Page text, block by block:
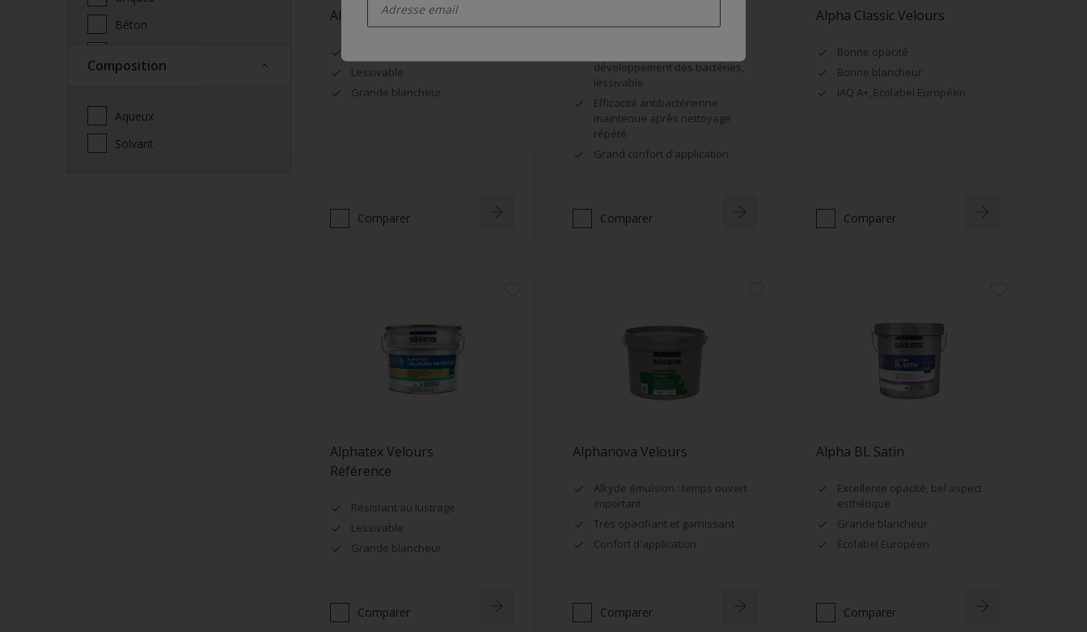
Béton
Composition
Aqueux
Solvant
Alphatex Mat Référence
Lessivable
Grande blancheur
Comparer
développement des bactéries,
lessivable
Efficacité antibactérienne
maintenue après nettoyage
répété
Grand confort d'application
Comparer
Alpha Classic Velours
Bonne opacité
Bonne blancheur
IAQ A+, Ecolabel Européen
Comparer
Alphatex Velours
Référence
Résistant au lustrage
Lessivable
Grande blancheur
Comparer
Alphanova Velours
Alkyde émulsion : temps ouvert
important
Très opacifiant et garnissant
Confort d'application
Comparer
Alpha BL Satin
Excellente opacité, bel aspect
esthétique
Grande blancheur
Ecolabel Européen
Comparer